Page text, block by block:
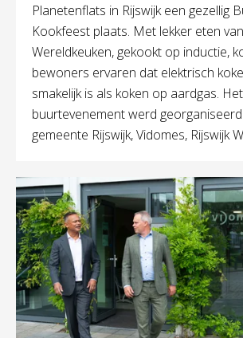
Planetenflats in Rijswijk een gezellig
Kookfeest plaats. Met lekker eten
Wereldkeuken, gekookt op inductie,
bewoners ervaren dat elektrisch
smakelijk is als koken op aardgas. Het
buurtevenement werd
gemeente Rijswijk, Vidomes, Rijswijk